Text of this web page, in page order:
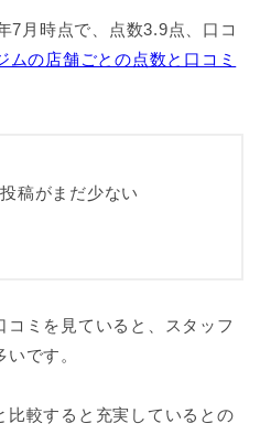
7月時点で、点数3.9点、口コ
ムの店舗ごとの点数と口コミ
稿がまだ少ない
コミを見ていると、スタッフ
です。
比較すると充実しているとの